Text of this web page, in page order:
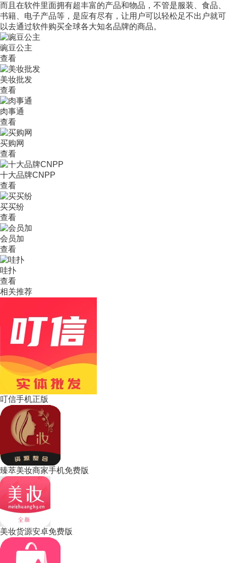
而且在软件里面拥有超丰富的产品和物品，不管是服装、食品、
书籍、电子产品等，是应有尽有，让用户可以轻松足不出户就可
以去通过软件购买全球各大知名品牌的商品。
豌豆公主
查看
美妆批发
查看
肉事通
查看
买购网
查看
十大品牌CNPP
查看
买买纷
查看
会员加
查看
哇扑
查看
相关推荐
叮信手机正版
臻萃美妆商家手机免费版
美妆货源安卓免费版